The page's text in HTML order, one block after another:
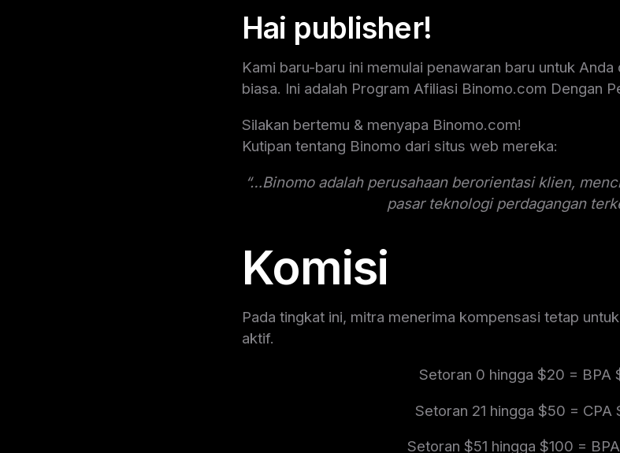
Hai publisher!
Kami baru-baru ini memulai penawaran baru untuk
biasa. Ini adalah Program Afiliasi Binomo.com Dengan
Silakan bertemu & menyapa Binomo.com!
Kutipan tentang Binomo dari situs web mereka:
“…Binomo adalah perusahaan berorientasi klien,
pasar teknologi perdagangan
Komisi
Pada tingkat ini, mitra menerima kompensasi tetap
aktif.
Setoran 0 hingga $20 = BPA
Setoran 21 hingga $50 = CPA
Setoran $51 hingga $100 =